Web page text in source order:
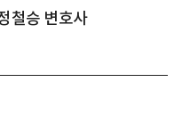
철승 변호사